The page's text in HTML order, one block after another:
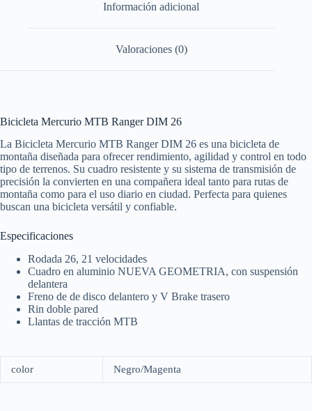
Información adicional
Valoraciones (0)
Bicicleta Mercurio MTB Ranger DIM 26
La Bicicleta Mercurio MTB Ranger DIM 26 es una bicicleta de
montaña diseñada para ofrecer rendimiento, agilidad y control en todo
tipo de terrenos. Su cuadro resistente y su sistema de transmisión de
precisión la convierten en una compañera ideal tanto para rutas de
montaña como para el uso diario en ciudad. Perfecta para quienes
buscan una bicicleta versátil y confiable.
Especificaciones
Rodada 26, 21 velocidades
Cuadro en aluminio NUEVA GEOMETRIA, con suspensión
delantera
Freno de de disco delantero y V Brake trasero
Rin doble pared
Llantas de tracción MTB
color Negro/Magenta